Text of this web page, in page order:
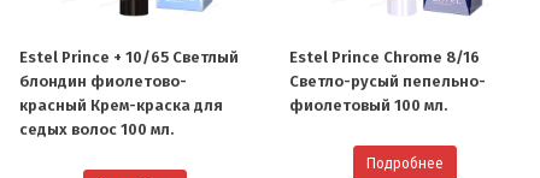
Estel Prince + 10/65 Светлый
блондин фиолетово-
красный Крем-краска для
седых волос 100 мл.
Estel Prince Chrome 8/16
Светло-русый пепельно-
фиолетовый 100 мл.
Подробнее